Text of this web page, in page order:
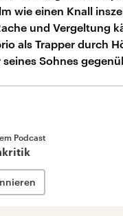
wie einen Knall
und Vergeltung
als Trapper durch
Sohnes
Podcast